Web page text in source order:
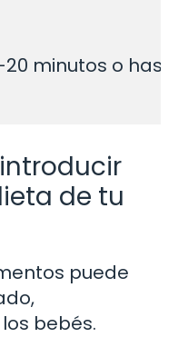
minutos o
de tu
puede
bebés.